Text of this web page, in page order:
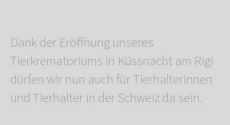
Dank der Eröffnung unseres
Tierkrematoriums in Küssnacht am Rigi
dürfen wir nun auch für Tierhalterinnen
und Tierhalter in der Schweiz da sein.